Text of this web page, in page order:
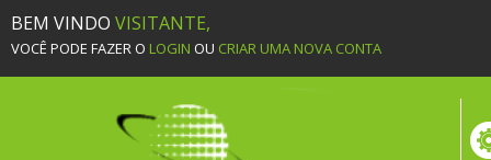
BEM VINDO VISITANTE,
VOCÊ PODE FAZER O LOGIN OU CRIAR UMA NOVA CONTA